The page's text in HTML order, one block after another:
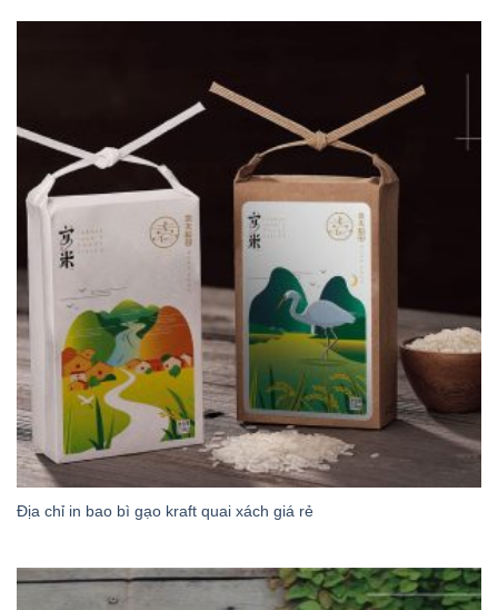
Địa chỉ in bao bì gạo kraft quai xách giá rẻ